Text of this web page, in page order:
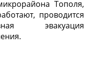
Тополя,
проводится
эвакуация